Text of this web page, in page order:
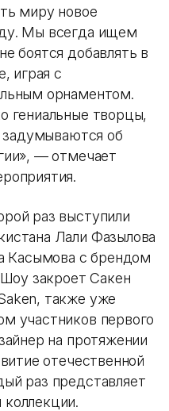
миру новое
Мы всегда ищем
боятся добавлять в
играя с
орнаментом.
гениальные творцы,
об
— отмечает
раз выступили
Лали Фазылова
Касымова с брендом
закроет Сакен
также уже
участников первого
на протяжении
отечественной
раз представляет